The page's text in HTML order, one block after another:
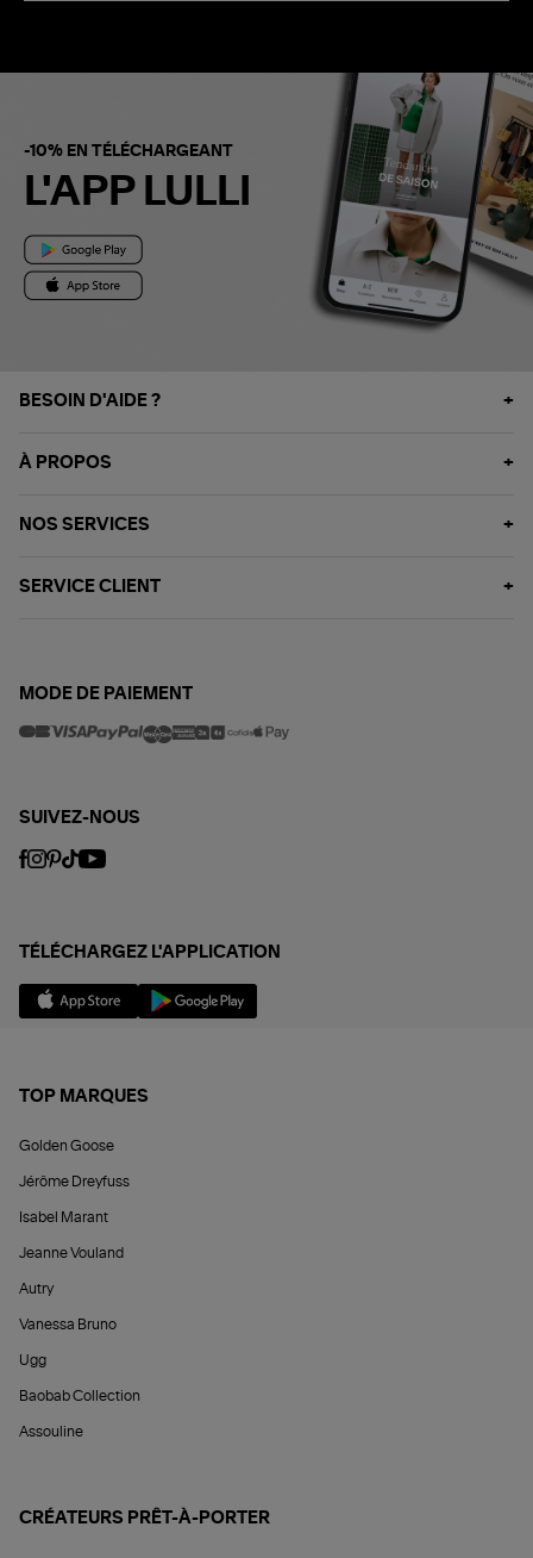
-10% EN TÉLÉCHARGEANT
L'APP LULLI
BESOIN D'AIDE ?
À PROPOS
NOS SERVICES
SERVICE CLIENT
MODE DE PAIEMENT
SUIVEZ-NOUS
TÉLÉCHARGEZ L'APPLICATION
TOP MARQUES
Golden Goose
Jérôme Dreyfuss
Isabel Marant
Jeanne Vouland
Autry
Vanessa Bruno
Ugg
Baobab Collection
Assouline
CRÉATEURS PRÊT-À-PORTER